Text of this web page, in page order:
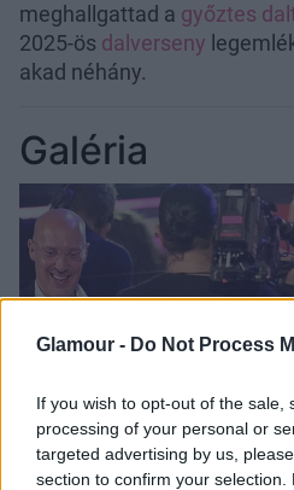
Glamour - Do Not Process
If you wish to opt-out of the sale,
processing of your personal or
targeted advertising by us,
section to confirm your
meghallgattad a győztes
2025-ös dalverseny
akad néhány.
Galéria